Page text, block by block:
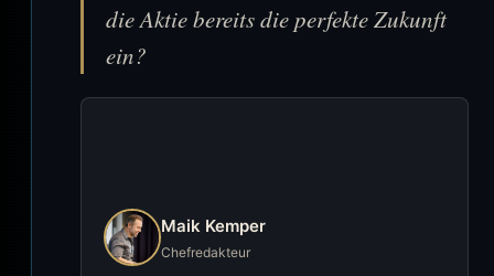
die Aktie bereits die perfekte Zukunft
ein?
Maik Kemper
Chefredakteur